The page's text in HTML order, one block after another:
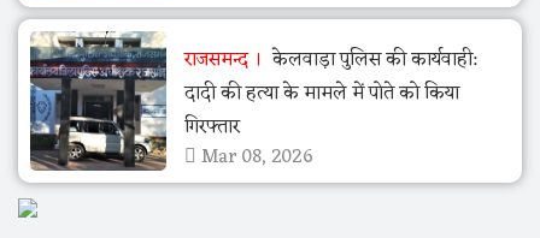
राजसमन्द
केलवाड़ा पुलिस की कार्यवाही:
दादी की हत्या के मामले में पोते को किया
गिरफ्तार
Mar 08, 2026